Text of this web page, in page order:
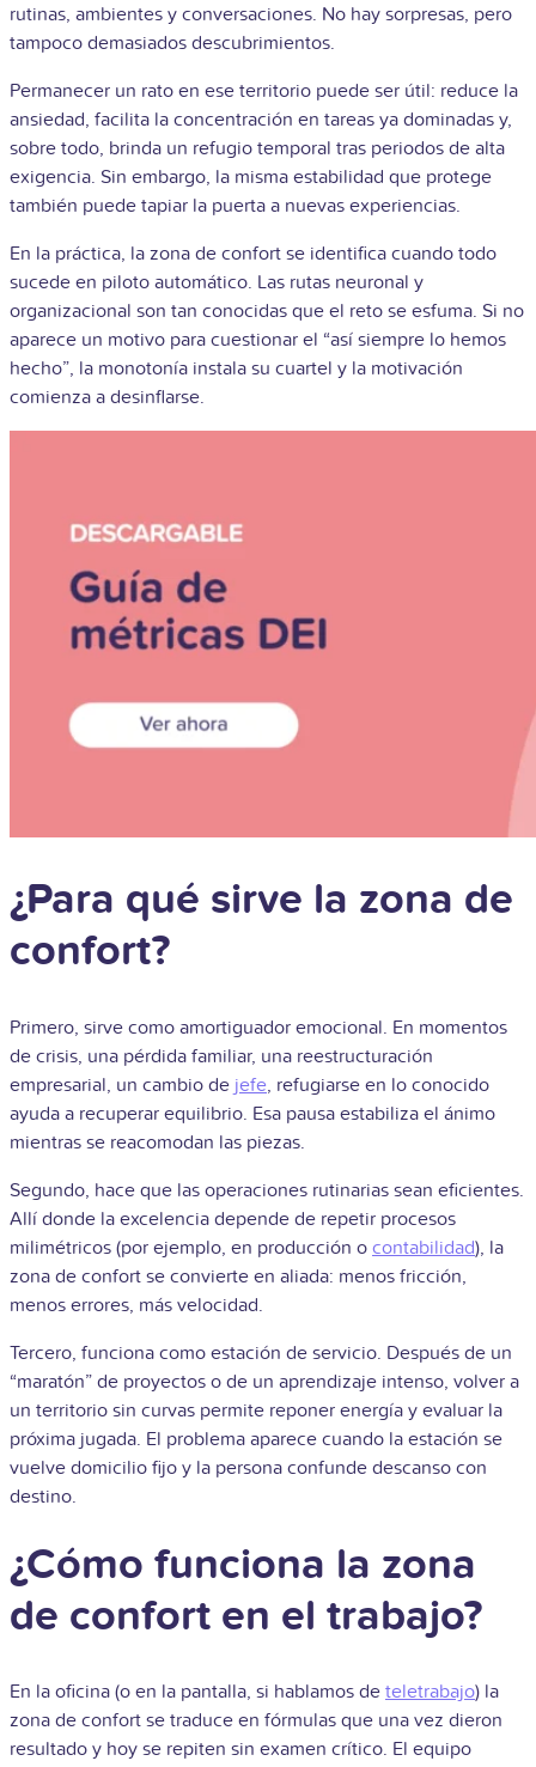
rutinas, ambientes y conversaciones. No hay sorpresas, pero
tampoco demasiados descubrimientos.
Permanecer un rato en ese territorio puede ser útil: reduce la
ansiedad, facilita la concentración en tareas ya dominadas y,
sobre todo, brinda un refugio temporal tras periodos de alta
exigencia. Sin embargo, la misma estabilidad que protege
también puede tapiar la puerta a nuevas experiencias.
En la práctica, la zona de confort se identifica cuando todo
sucede en piloto automático. Las rutas neuronal y
organizacional son tan conocidas que el reto se esfuma. Si no
aparece un motivo para cuestionar el “así siempre lo hemos
hecho”, la monotonía instala su cuartel y la motivación
comienza a desinflarse.
¿Para qué sirve la zona de
confort?
Primero, sirve como amortiguador emocional. En momentos
de crisis, una pérdida familiar, una reestructuración
empresarial, un cambio de jefe, refugiarse en lo conocido
ayuda a recuperar equilibrio. Esa pausa estabiliza el ánimo
mientras se reacomodan las piezas.
Segundo, hace que las operaciones rutinarias sean eficientes.
Allí donde la excelencia depende de repetir procesos
milimétricos (por ejemplo, en producción o contabilidad), la
zona de confort se convierte en aliada: menos fricción,
menos errores, más velocidad.
Tercero, funciona como estación de servicio. Después de un
“maratón” de proyectos o de un aprendizaje intenso, volver a
un territorio sin curvas permite reponer energía y evaluar la
próxima jugada. El problema aparece cuando la estación se
vuelve domicilio fijo y la persona confunde descanso con
destino.
¿Cómo funciona la zona
de confort en el trabajo?
En la oficina (o en la pantalla, si hablamos de teletrabajo) la
zona de confort se traduce en fórmulas que una vez dieron
resultado y hoy se repiten sin examen crítico. El equipo